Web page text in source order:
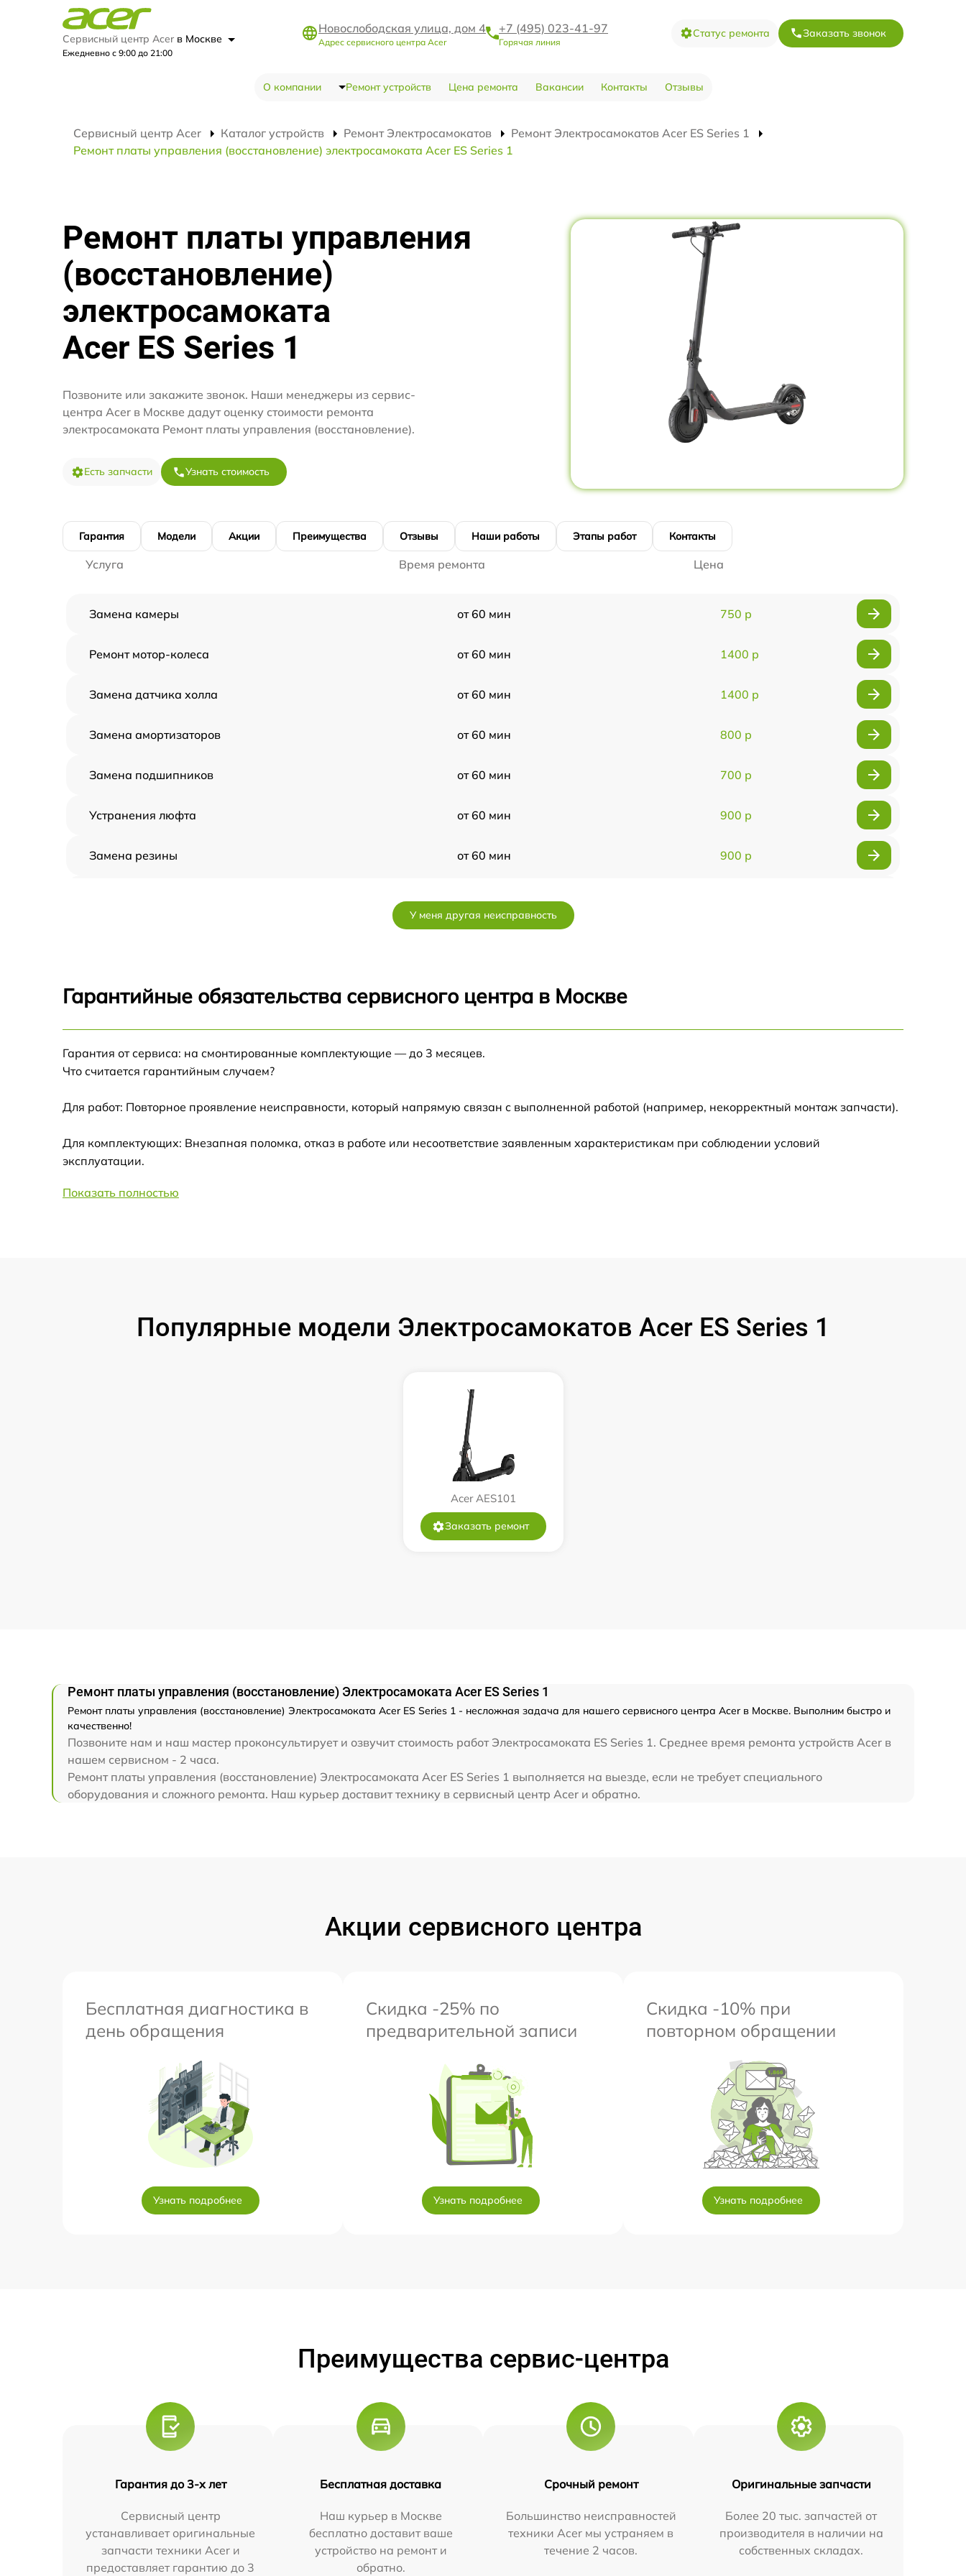
Сервисный центр Acer в Москве
Ежедневно с 9:00 до 21:00
Новослободская улица, дом 4
Адрес сервисного центра Acer
+7 (495) 023-41-97
Горячая линия
Статус ремонта Заказать звонок
О компании Ремонт устройств Цена ремонта Вакансии Контакты Отзывы
Сервисный центр Acer Каталог устройств Ремонт Электросамокатов
Ремонт Электросамокатов Acer ES Series 1
Ремонт платы управления (восстановление) электросамоката Acer ES Series 1
Ремонт платы управления
(восстановление)
электросамоката
Acer ES Series 1
Позвоните или закажите звонок. Наши менеджеры из сервис-
центра Acer в Москве дадут оценку стоимости ремонта
электросамоката Ремонт платы управления (восстановление).
Есть запчасти Узнать стоимость
Гарантия Модели Акции Преимущества Отзывы Наши работы Этапы работ Контакты
Услуга Время ремонта Цена
Замена камеры от 60 мин 750 р
Ремонт мотор-колеса от 60 мин 1400 р
Замена датчика холла от 60 мин 1400 р
Замена амортизаторов от 60 мин 800 р
Замена подшипников от 60 мин 700 р
Устранения люфта от 60 мин 900 р
Замена резины от 60 мин 900 р
Ремонт платы управления
(восстановление)
от 60 мин
Гидроизоляция от 60 мин 1100 р
Замена подсветки от 60 мин 400 р
У меня другая неисправность
Гарантийные обязательства сервисного центра в Москве
Гарантия от сервиса: на смонтированные комплектующие — до 3 месяцев.
Что считается гарантийным случаем?
Для работ: Повторное проявление неисправности, который напрямую связан с выполненной работой (например, некорректный монтаж запчасти).
Для комплектующих: Внезапная поломка, отказ в работе или несоответствие заявленным характеристикам при соблюдении условий
эксплуатации.
Показать полностью
Популярные модели Электросамокатов Acer ES Series 1
Acer AES101
Заказать ремонт
Ремонт платы управления (восстановление) Электросамоката Acer ES Series 1
Ремонт платы управления (восстановление) Электросамоката Acer ES Series 1 - несложная задача для нашего сервисного центра Acer в Москве. Выполним быстро и
качественно!
Позвоните нам и наш мастер проконсультирует и озвучит стоимость работ Электросамоката ES Series 1. Среднее время ремонта устройств Acer в
нашем сервисном - 2 часа.
Ремонт платы управления (восстановление) Электросамоката Acer ES Series 1 выполняется на выезде, если не требует специального
оборудования и сложного ремонта. Наш курьер доставит технику в сервисный центр Acer и обратно.
Акции сервисного центра
Бесплатная диагностика в
день обращения
Узнать подробнее
Скидка -25% по
предварительной записи
Узнать подробнее
Скидка -10% при
повторном обращении
Узнать подробнее
Преимущества сервис-центра
Гарантия до 3-х лет
Сервисный центр
устанавливает оригинальные
запчасти техники Acer и
предоставляет гарантию до 3
Бесплатная доставка
Наш курьер в Москве
бесплатно доставит ваше
устройство на ремонт и
обратно.
Срочный ремонт
Большинство неисправностей
техники Acer мы устраняем в
течение 2 часов.
Оригинальные запчасти
Более 20 тыс. запчастей от
производителя в наличии на
собственных складах.